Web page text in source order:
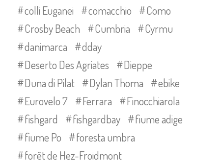
colli Euganei
comacchio
Como
Crosby Beach
Cumbria
Cyrmu
danimarca
dday
Deserto Des Agriates
Dieppe
Duna di Pilat
Dylan Thoma
ebike
Eurovelo 7
Ferrara
Finocchiarola
fishgard
fishgardbay
fiume adige
fiume Po
foresta umbra
forêt de Hez-Froidmont